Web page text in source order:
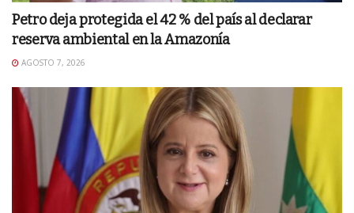
Petro deja protegida el 42 % del país al declarar
reserva ambiental en la Amazonía
AGOSTO 7, 2026